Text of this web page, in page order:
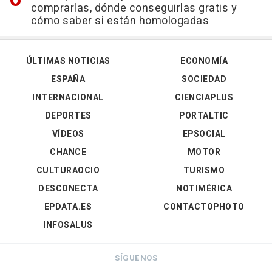
comprarlas, dónde conseguirlas gratis y
cómo saber si están homologadas
ÚLTIMAS NOTICIAS
ESPAÑA
INTERNACIONAL
DEPORTES
VÍDEOS
ECONOMÍA
SOCIEDAD
CIENCIAPLUS
PORTALTIC
EPSOCIAL
CHANCE
CULTURAOCIO
DESCONECTA
EPDATA.ES
INFOSALUS
MOTOR
TURISMO
NOTIMÉRICA
CONTACTOPHOTO
SÍGUENOS